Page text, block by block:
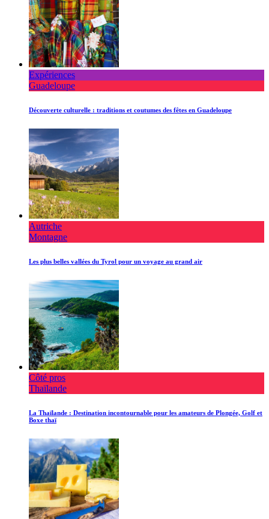
Expériences
Guadeloupe
Découverte culturelle : traditions et coutumes des fêtes en Guadeloupe
Autriche
Montagne
Les plus belles vallées du Tyrol pour un voyage au grand air
Côté pros
Thaïlande
La Thaïlande : Destination incontournable pour les amateurs de Plongée, Golf et
Boxe thaï